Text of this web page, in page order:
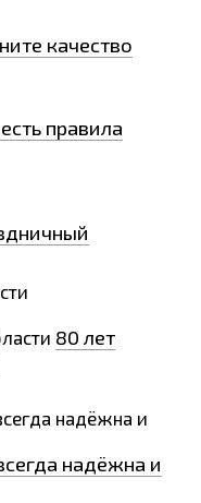
качество
правила
80 лет
надёжна и